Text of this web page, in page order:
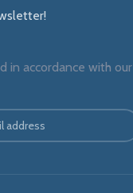
in accordance with our